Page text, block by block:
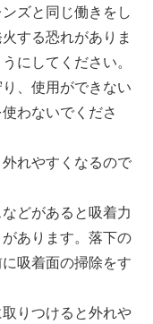
ズと同じ働きをし
する恐れがありま
にしてください。
、使用ができない
わないでくださ
れやすくなるので
どがあると吸着力
あります。落下の
吸着面の掃除をす
りつけると外れや